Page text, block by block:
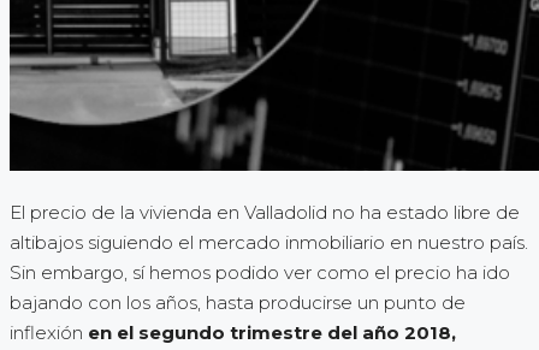
El precio de la vivienda en Valladolid no ha estado libre de
altibajos siguiendo el mercado inmobiliario en nuestro país.
Sin embargo, sí hemos podido ver como el precio ha ido
bajando con los años, hasta producirse un punto de
inflexión en el segundo trimestre del año 2018,